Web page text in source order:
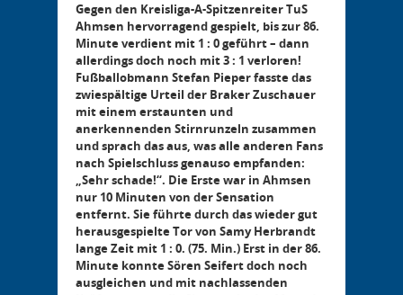
Gegen den Kreisliga-A-Spitzenreiter TuS
Ahmsen hervorragend gespielt, bis zur 86.
Minute verdient mit 1 : 0 geführt – dann
allerdings doch noch mit 3 : 1 verloren!
Fußballobmann Stefan Pieper fasste das
zwiespältige Urteil der Braker Zuschauer
mit einem erstaunten und
anerkennenden Stirnrunzeln zusammen
und sprach das aus, was alle anderen Fans
nach Spielschluss genauso empfanden:
„Sehr schade!“. Die Erste war in Ahmsen
nur 10 Minuten von der Sensation
entfernt. Sie führte durch das wieder gut
herausgespielte Tor von Samy Herbrandt
lange Zeit mit 1 : 0. (75. Min.) Erst in der 86.
Minute konnte Sören Seifert doch noch
ausgleichen und mit nachlassenden